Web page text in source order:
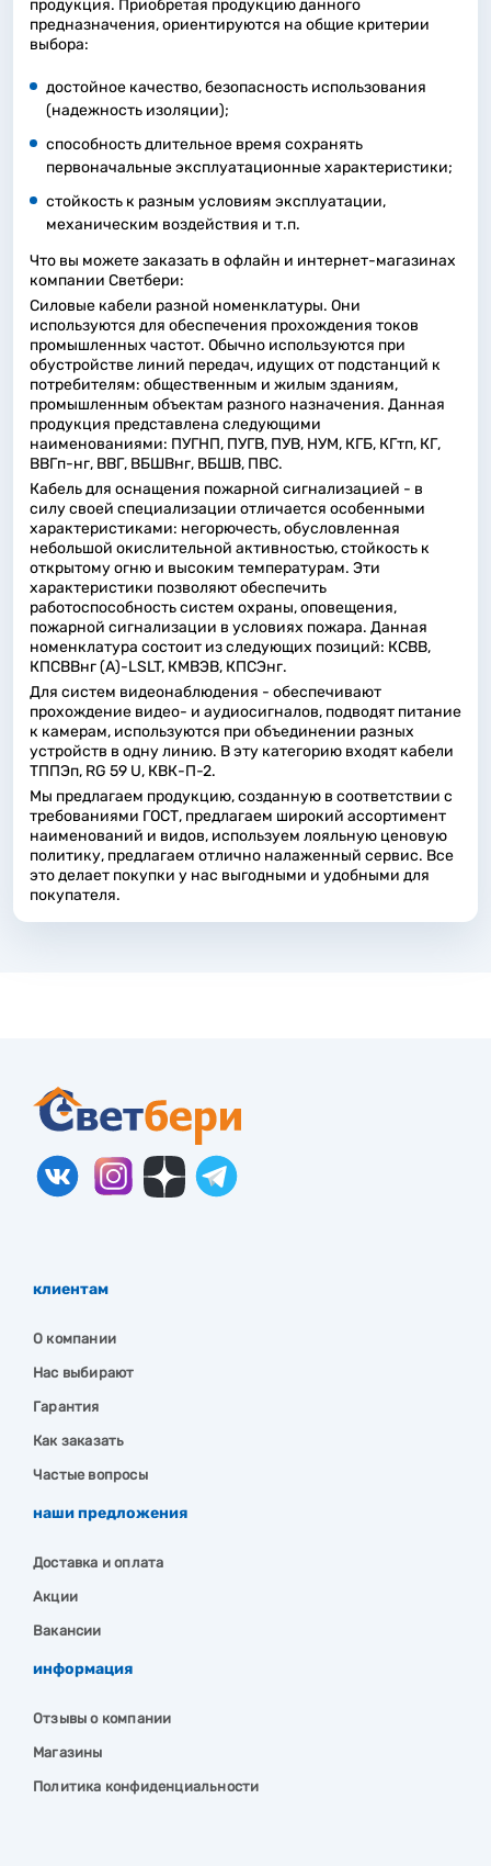
продукция. Приобретая продукцию данного
предназначения, ориентируются на общие критерии
выбора:
достойное качество, безопасность использования
(надежность изоляции);
способность длительное время сохранять
первоначальные эксплуатационные характеристики;
стойкость к разным условиям эксплуатации,
механическим воздействия и т.п.
Что вы можете заказать в офлайн и интернет-магазинах
компании Светбери:
Силовые кабели разной номенклатуры. Они
используются для обеспечения прохождения токов
промышленных частот. Обычно используются при
обустройстве линий передач, идущих от подстанций к
потребителям: общественным и жилым зданиям,
промышленным объектам разного назначения. Данная
продукция представлена следующими
наименованиями: ПУГНП, ПУГВ, ПУВ, НУМ, КГБ, КГтп, КГ,
ВВГп-нг, ВВГ, ВБШВнг, ВБШВ, ПВС.
Кабель для оснащения пожарной сигнализацией - в
силу своей специализации отличается особенными
характеристиками: негорючесть, обусловленная
небольшой окислительной активностью, стойкость к
открытому огню и высоким температурам. Эти
характеристики позволяют обеспечить
работоспособность систем охраны, оповещения,
пожарной сигнализации в условиях пожара. Данная
номенклатура состоит из следующих позиций: КСВВ,
КПСВВнг (А)-LSLT, КМВЭВ, КПСЭнг.
Для систем видеонаблюдения - обеспечивают
прохождение видео- и аудиосигналов, подводят питание
к камерам, используются при объединении разных
устройств в одну линию. В эту категорию входят кабели
ТППЭп, RG 59 U, КВК-П-2.
Мы предлагаем продукцию, созданную в соответствии с
требованиями ГОСТ, предлагаем широкий ассортимент
наименований и видов, используем лояльную ценовую
политику, предлагаем отлично налаженный сервис. Все
это делает покупки у нас выгодными и удобными для
покупателя.
клиентам
О компании
Нас выбирают
Гарантия
Как заказать
Частые вопросы
наши предложения
Доставка и оплата
Акции
Вакансии
информация
Отзывы о компании
Магазины
Политика конфиденциальности